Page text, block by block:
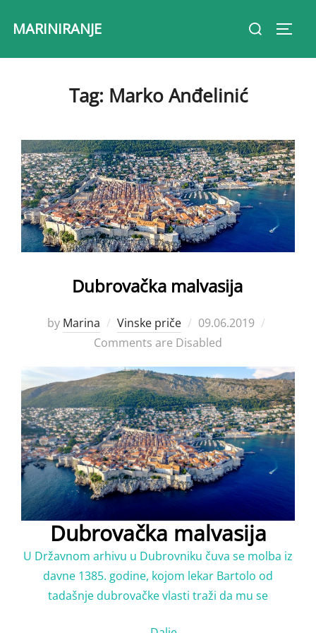
MARINIRANJE
Search
Tag: Marko Anđelinić
Dubrovačka malvasija
by Marina Vinske priče
Posted
on
09.06.2019
Comments are Disabled
Dubrovačka malvasija
U Državnom arhivu u Dubrovniku čuva se molba iz
davne 1385. godine, kojom lekar Bartolo od
tadašnje dubrovačke vlasti traži da mu se